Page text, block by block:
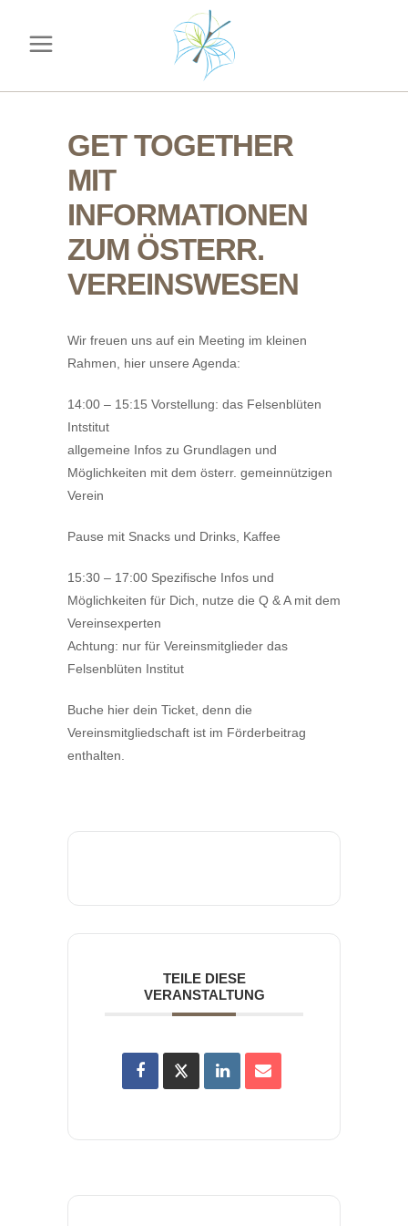
GET TOGETHER
MIT
INFORMATIONEN
ZUM ÖSTERR.
VEREINSWESEN
Wir freuen uns auf ein Meeting im kleinen
Rahmen, hier unsere Agenda:
14:00 – 15:15 Vorstellung: das Felsenblüten
Intstitut
allgemeine Infos zu Grundlagen und
Möglichkeiten mit dem österr. gemeinnützigen
Verein
Pause mit Snacks und Drinks, Kaffee
15:30 – 17:00 Spezifische Infos und
Möglichkeiten für Dich, nutze die Q & A mit dem
Vereinsexperten
Achtung: nur für Vereinsmitglieder das
Felsenblüten Institut
Buche hier dein Ticket, denn die
Vereinsmitgliedschaft ist im Förderbeitrag
enthalten.
TEILE DIESE
VERANSTALTUNG